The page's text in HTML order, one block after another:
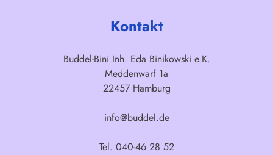
Kontakt
Buddel-Bini Inh. Eda Binikowski e.K.
Meddenwarf 1a
22457 Hamburg
info@buddel.de
Tel. 040-46 28 52